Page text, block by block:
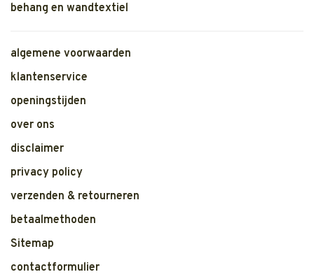
behang en wandtextiel
algemene voorwaarden
klantenservice
openingstijden
over ons
disclaimer
privacy policy
verzenden & retourneren
betaalmethoden
Sitemap
contactformulier